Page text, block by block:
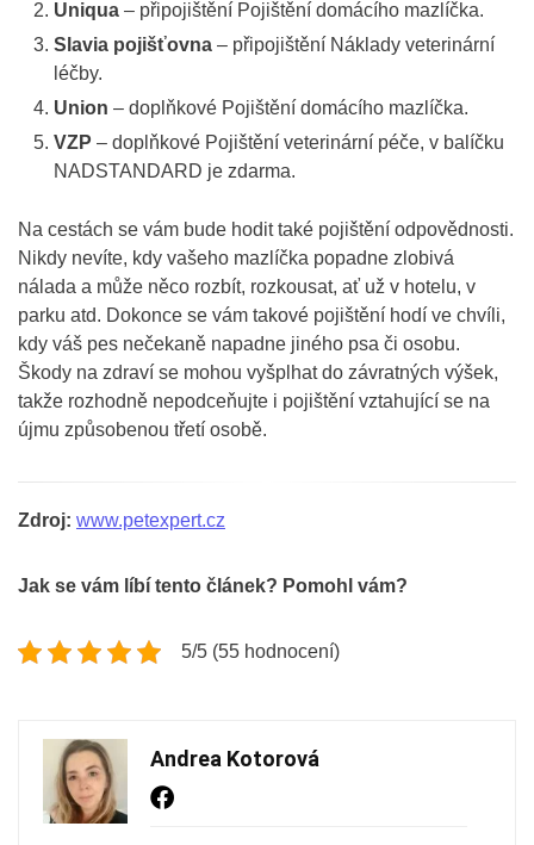
Uniqua – připojištění Pojištění domácího mazlíčka.
Slavia pojišťovna – připojištění Náklady veterinární
léčby.
Union – doplňkové Pojištění domácího mazlíčka.
VZP – doplňkové Pojištění veterinární péče, v balíčku
NADSTANDARD je zdarma.
Na cestách se vám bude hodit také pojištění odpovědnosti.
Nikdy nevíte, kdy vašeho mazlíčka popadne zlobivá
nálada a může něco rozbít, rozkousat, ať už v hotelu, v
parku atd. Dokonce se vám takové pojištění hodí ve chvíli,
kdy váš pes nečekaně napadne jiného psa či osobu.
Škody na zdraví se mohou vyšplhat do závratných výšek,
takže rozhodně nepodceňujte i pojištění vztahující se na
újmu způsobenou třetí osobě.
Zdroj: www.petexpert.cz
Jak se vám líbí tento článek? Pomohl vám?
5/5 (55 hodnocení)
Andrea Kotorová